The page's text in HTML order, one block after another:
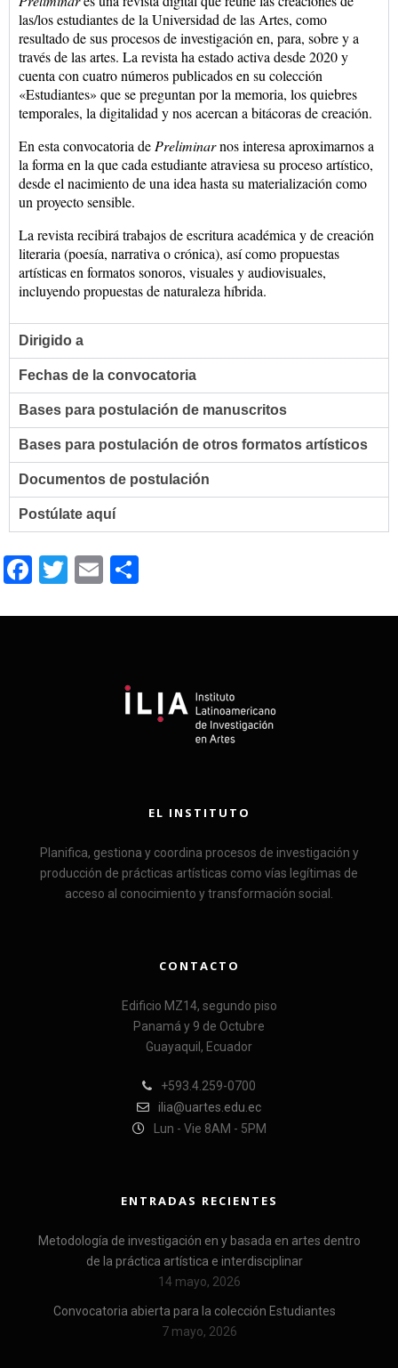
las/los estudiantes de la Universidad de las Artes, como
resultado de sus procesos de investigación en, para, sobre y a
través de las artes. La revista ha estado activa desde 2020 y
cuenta con cuatro números publicados en su colección
«Estudiantes» que se preguntan por la memoria, los quiebres
temporales, la digitalidad y nos acercan a bitácoras de creación.
En esta convocatoria de Preliminarnos interesa aproximarnos a
la forma en la que cada estudiante atraviesa su proceso artístico,
desde el nacimiento de una idea hasta su materialización como
un proyecto sensible.
La revista recibirá trabajos de escritura académica y de creación
literaria (poesía, narrativa o crónica), así como propuestas
artísticas en formatos sonoros, visuales y audiovisuales,
incluyendo propuestas de naturaleza híbrida.
Dirigido a
Fechas de la convocatoria
Bases para postulación de manuscritos
Bases para postulación de otros formatos artísticos
Documentos de postulación
Postúlate aquí
Facebook
Twitter
Email
EL INSTITUTO
Planifica, gestiona y coordina procesos de investigación y
producción de prácticas artísticas como vías legítimas de
acceso al conocimiento y transformación social.
CONTACTO
Edificio MZ14, segundo piso
Panamá y 9 de Octubre
Guayaquil, Ecuador
+593.4.259-0700
ilia@uartes.edu.ec
Lun - Vie 8AM - 5PM
ENTRADAS RECIENTES
Metodología de investigación en y basada en artes dentro
de la práctica artística e interdisciplinar
14 mayo, 2026
Convocatoria abierta para la colección Estudiantes
7 mayo, 2026